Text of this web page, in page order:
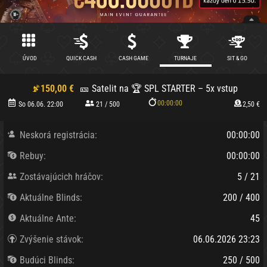
ÚVOD QUICK CASH CASH GAME TURNAJE SIT & GO
150,00 € 🎫 Satelit na 🏆 SPL STARTER – 5x vstup
So 06.06. 22:00 21 / 500 00:00:00 2,50 €
Neskorá registrácia:
00:00:00
Rebuy:
00:00:00
Zostávajúcich hráčov:
5 / 21
Aktuálne Blinds:
200 / 400
Aktuálne Ante:
45
Zvýšenie stávok:
06.06.2026 23:23
Budúci Blinds:
250 / 500